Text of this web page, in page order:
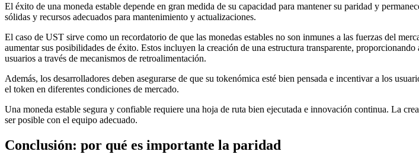
El éxito de una moneda estable depende en gran medida de su capacidad para mantener su paridad y
sólidas y recursos adecuados para mantenimiento y actualizaciones.
El caso de UST sirve como un recordatorio de que las monedas estables no son inmunes a las fuerzas del
aumentar sus posibilidades de éxito. Estos incluyen la creación de una estructura transparente,
usuarios a través de mecanismos de retroalimentación.
Además, los desarrolladores deben asegurarse de que su tokenómica esté bien pensada e incentivar a los
el token en diferentes condiciones de mercado.
Una moneda estable segura y confiable requiere una hoja de ruta bien ejecutada e innovación continua. La
ser posible con el equipo adecuado.
Conclusión: por qué es importante la paridad